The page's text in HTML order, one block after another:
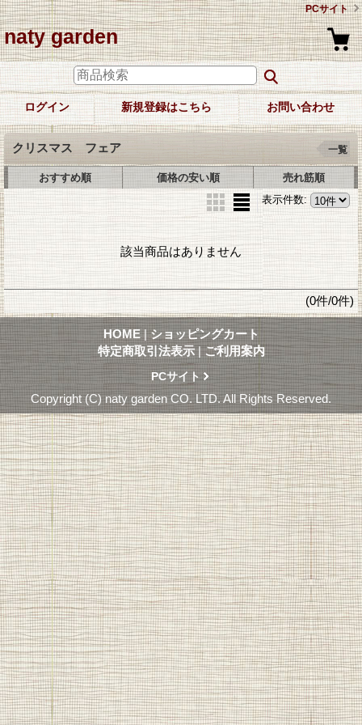
PCサイト
naty garden
ログイン 新規登録はこちら お問い合わせ
クリスマス フェア 一覧
おすすめ順 価格の安い順
売れ筋順
表示件数:
該当商品はありません
(0件/0件)
HOME | ショッピングカート
特定商取引法表示 | ご利用案内
PCサイト
Copyright (C) naty garden CO. LTD. All Rights Reserved.